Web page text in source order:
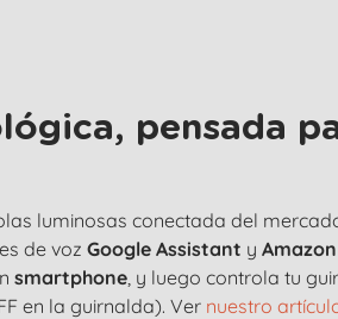
pensada
luminosas conectada del
de vozGoogle Assistant y
smartphone, y luego controla tu
en la guirnalda). Ver nuestro